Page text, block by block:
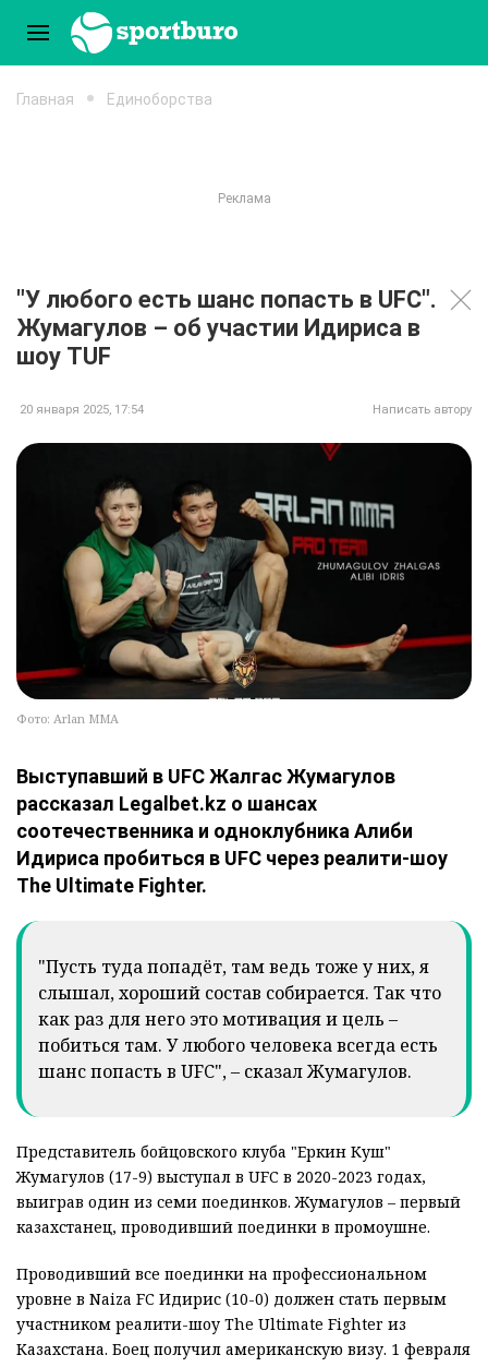
Главная Единоборства
"У любого есть шанс попасть в UFC".
Жумагулов – об участии Идириса в
шоу TUF
20 января 2025, 17:54 Написать автору
Фото: Arlan MMA
Выступавший в UFC Жалгас Жумагулов
рассказал Legalbet.kz о шансах
соотечественника и одноклубника Алиби
Идириса пробиться в UFC через реалити-шоу
The Ultimate Fighter.
"Пусть туда попадёт, там ведь тоже у них, я
слышал, хороший состав собирается. Так что
как раз для него это мотивация и цель –
побиться там. У любого человека всегда есть
шанс попасть в UFC", – сказал Жумагулов.
Представитель бойцовского клуба "Еркин Куш"
Жумагулов (17-9) выступал в UFC в 2020-2023 годах,
выиграв один из семи поединков. Жумагулов – первый
казахстанец, проводивший поединки в промоушне.
Проводивший все поединки на профессиональном
уровне в Naiza FC Идирис (10-0) должен стать первым
участником реалити-шоу The Ultimate Fighter из
Казахстана. Боец получил американскую визу. 1 февраля